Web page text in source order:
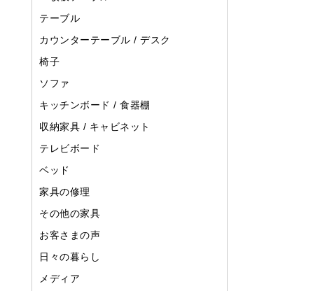
テーブル
カウンターテーブル / デスク
椅子
ソファ
キッチンボード / 食器棚
収納家具 / キャビネット
テレビボード
ベッド
家具の修理
その他の家具
お客さまの声
日々の暮らし
メディア